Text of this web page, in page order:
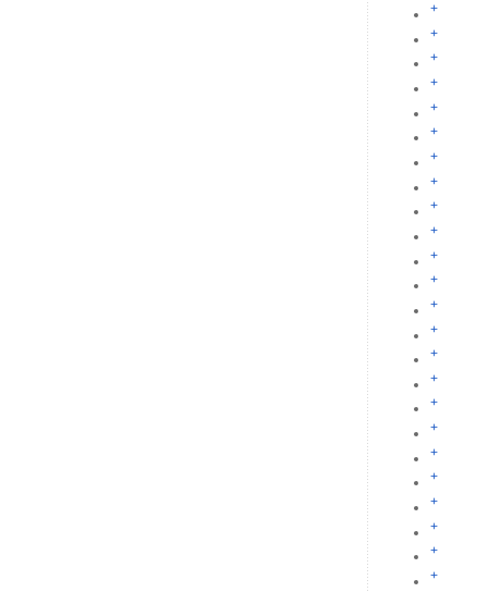
+
+
+
+
+
+
+
+
+
+
+
+
+
+
+
+
+
+
+
+
+
+
+
+